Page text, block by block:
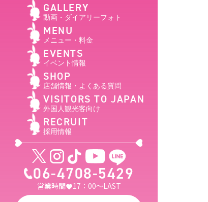
GALLERY
動画・ダイアリーフォト
MENU
メニュー・料金
EVENTS
イベント情報
SHOP
店舗情報・よくある質問
VISITORS TO JAPAN
外国人観光客向け
RECRUIT
採用情報
06-4708-5429
営業時間 17：00～LAST